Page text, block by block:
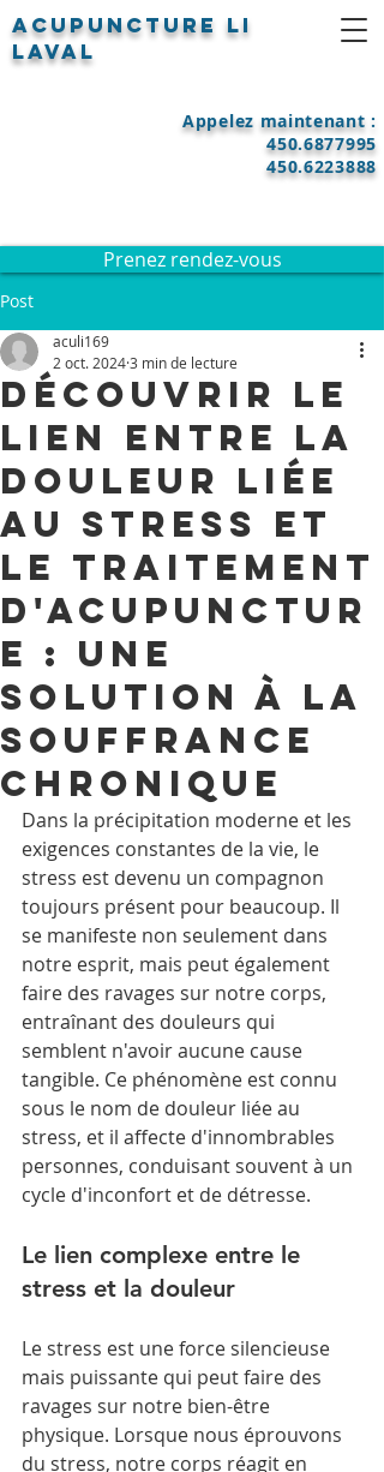
Acupuncture LI
Laval
Appelez maintenant :
450.6877995
450.6223888
Prenez rendez-vous
Post
Découvrir le
lien entre la
douleur liée
au stress et
le traitement
d'acupunctur
e : une
solution à la
souffrance
chronique
aculi169
2 oct. 20243 min de lecture
Dans la précipitation moderne et les
exigences constantes de la vie, le
stress est devenu un compagnon
toujours présent pour beaucoup. Il
se manifeste non seulement dans
notre esprit, mais peut également
faire des ravages sur notre corps,
entraînant des douleurs qui
semblent n'avoir aucune cause
tangible. Ce phénomène est connu
sous le nom de douleur liée au
stress, et il affecte d'innombrables
personnes, conduisant souvent à un
cycle d'inconfort et de détresse.
Le lien complexe entre le
stress et la douleur
Le stress est une force silencieuse
mais puissante qui peut faire des
ravages sur notre bien-être
physique. Lorsque nous éprouvons
du stress, notre corps réagit en